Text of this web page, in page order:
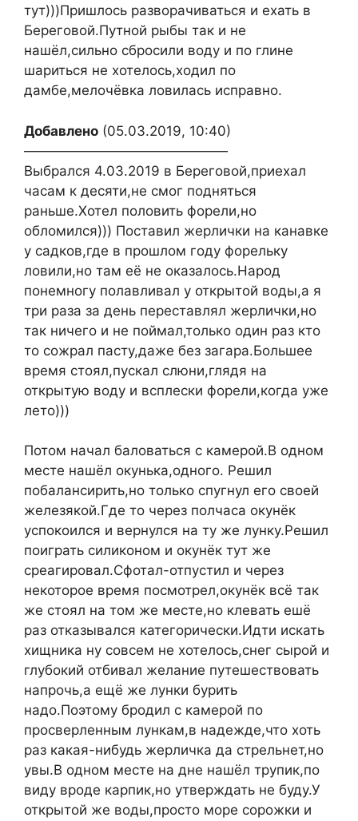
тут)))Пришлось разворачиваться и ехать в
Береговой.Путной рыбы так и не
нашёл,сильно сбросили воду и по глине
шариться не хотелось,ходил по
дамбе,мелочёвка ловилась исправно.
Добавлено (05.03.2019, 10:40)
———————————————
Выбрался 4.03.2019 в Береговой,приехал
часам к десяти,не смог подняться
раньше.Хотел половить форели,но
обломился))) Поставил жерлички на канавке
у садков,где в прошлом году форельку
ловили,но там её не оказалось.Народ
понемногу полавливал у открытой воды,а я
три раза за день переставлял жерлички,но
так ничего и не поймал,только один раз кто
то сожрал пасту,даже без загара.Большее
время стоял,пускал слюни,глядя на
открытую воду и всплески форели,когда уже
лето)))
Потом начал баловаться с камерой.В одном
месте нашёл окунька,одного. Решил
побалансирить,но только спугнул его своей
железякой.Где то через полчаса окунёк
успокоился и вернулся на ту же лунку.Решил
поиграть силиконом и окунёк тут же
среагировал.Сфотал-отпустил и через
некоторое время посмотрел,окунёк всё так
же стоял на том же месте,но клевать ешё
раз отказывался категорически.Идти искать
хищника ну совсем не хотелось,снег сырой и
глубокий отбивал желание путешествовать
напрочь,а ещё же лунки бурить
надо.Поэтому бродил с камерой по
просверленным лункам,в надежде,что хоть
раз какая-нибудь жерличка да стрельнет,но
увы.В одном месте на дне нашёл трупик,по
виду вроде карпик,но утверждать не буду.У
открытой же воды,просто море сорожки и